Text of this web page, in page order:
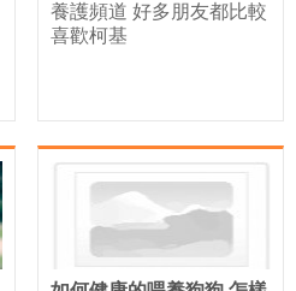
養護頻道 好多朋友都比較
喜歡柯基